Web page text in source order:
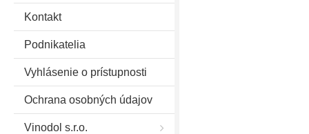
Kontakt
Podnikatelia
Vyhlásenie o prístupnosti
Ochrana osobných údajov
Vinodol s.r.o.